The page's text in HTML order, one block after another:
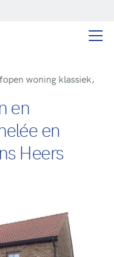
woning klassiek,
en
en
Heers